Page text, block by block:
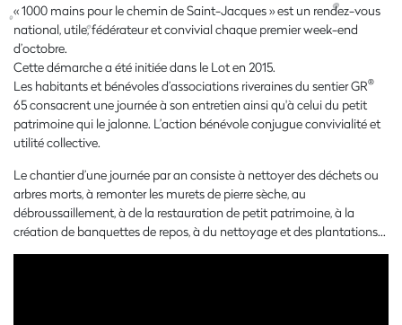
« 1000 mains pour le chemin de Saint-Jacques » est un rendez-vous
national, utile, fédérateur et convivial chaque premier week-end
d’octobre.
Cette démarche a été initiée dans le Lot en 2015.
Les habitants et bénévoles d’associations riveraines du sentier GR®
65 consacrent une journée à son entretien ainsi qu'à celui du petit
patrimoine qui le jalonne. L’action bénévole conjugue convivialité et
utilité collective.
Le chantier d’une journée par an consiste à nettoyer des déchets ou
arbres morts, à remonter les murets de pierre sèche, au
débroussaillement, à de la restauration de petit patrimoine, à la
création de banquettes de repos, à du nettoyage et des plantations...